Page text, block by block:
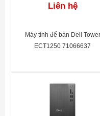
Liên hệ
Máy tính để bàn Dell Tower
ECT1250 71066637